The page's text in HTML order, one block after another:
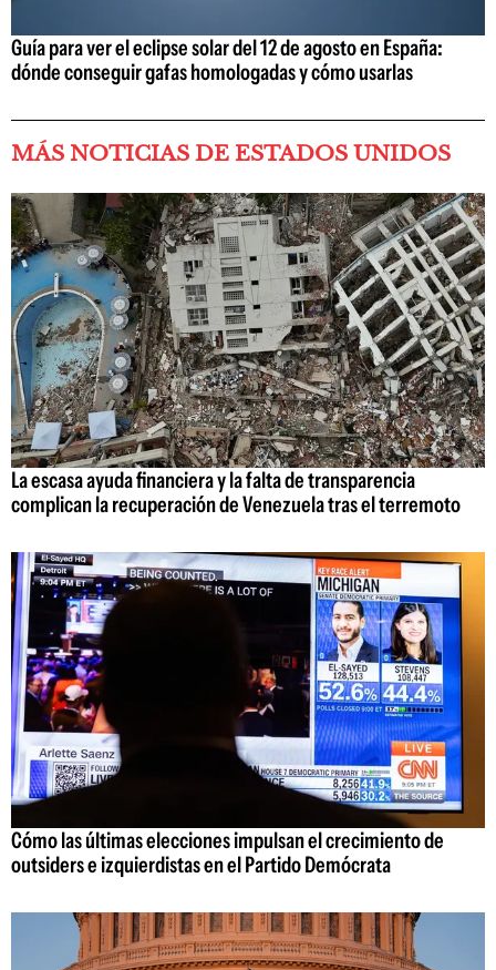
Guía para ver el eclipse solar del 12 de agosto en España:
dónde conseguir gafas homologadas y cómo usarlas
MÁS NOTICIAS DE ESTADOS UNIDOS
La escasa ayuda financiera y la falta de transparencia
complican la recuperación de Venezuela tras el terremoto
Cómo las últimas elecciones impulsan el crecimiento de
outsiders e izquierdistas en el Partido Demócrata